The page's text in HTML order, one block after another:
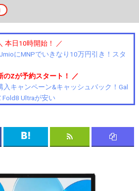
本日10時開始！ ／
にMNPでいきなり10万円引き！スタ
のZが予約スタート！ ／
入キャンペーン&キャッシュバック！Gal
Fold8 Ultraが安い